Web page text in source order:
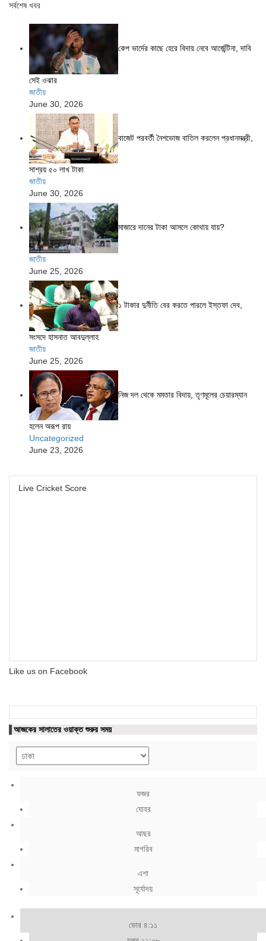
সর্বশেষ খবর
কেপ ভার্দের কাছে হেরে বিদায় নেবে আর্জেন্টিনা, দাবি
সেই ওঝার
জাতীয়
June 30, 2026
বাজেট পরবর্তী নৈশভোজ বাতিল করলেন প্রধানমন্ত্রী,
সাশ্রয় ৫০ লাখ টাকা
জাতীয়
June 30, 2026
মাজারে দানের টাকা আসলে কোথায় যায়?
জাতীয়
June 25, 2026
১ টাকার দুর্নীতি বের করতে পারলে ইস্তফা দেব,
সংসদে হাসনাত আবদুল্লাহ
জাতীয়
June 25, 2026
নিজ দল থেকে মমতার বিদায়, তৃণমূলের চেয়ারম্যান
হলেন অরূপ রায়
Uncategorized
June 23, 2026
Live Cricket Score
Like us on Facebook
আজকের সালাতের ওয়াক্ত শুরুর সময়
ফজর
যোহর
আছর
মাগরিব
এশা
সূর্যোদয়
ভোর ৪:১১